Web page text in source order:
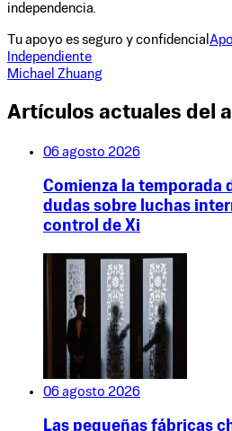
independencia.
Tu apoyo es seguro y confidencial
Independiente
Michael Zhuang
Artículos actuales del
06 agosto 2026
Comienza la temporada
dudas sobre luchas
control de Xi
06 agosto 2026
Las pequeñas fábricas